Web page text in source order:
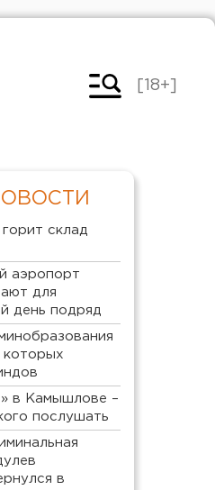
[18+]
склад
аэропорт
для
день подряд
которых
в Камышлове –
послушать
в